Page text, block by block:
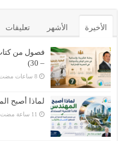
الأخيرة الأشهر تعليقات
– 30)
لماذا أصبح